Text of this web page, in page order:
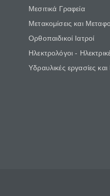
Μεσιτικά Γραφεία
Μετακομίσεις και
Ορθοπαιδικοί Ιατροί
Ηλεκτρολόγοι -
Υδραυλικές εργασίες